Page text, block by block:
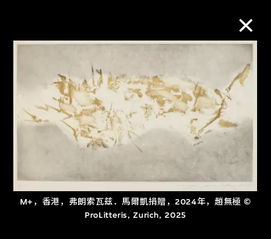
M+，香港，弗朗索瓦兹．馬爾凱捐贈，2024年，趙無極 ©
ProLitteris, Zurich, 2025
M+藏品
进一步筛选
关于M+藏品